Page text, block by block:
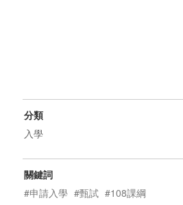
分類
入學
關鍵詞
#申請入學 #甄試 #108課綱